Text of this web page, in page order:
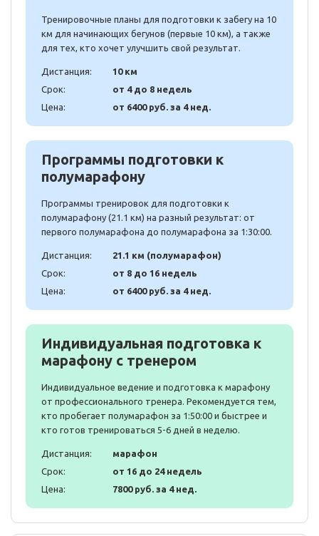
Тренировочные планы для подготовки к забегу на 10
км для начинающих бегунов (первые 10 км), а также
для тех, кто хочет улучшить свой результат.
Дистанция:
10 км
Срок:
от 4 до 8 недель
Цена:
от 6400 руб. за 4 нед.
Программы подготовки к
полумарафону
Программы тренировок для подготовки к
полумарафону (21.1 км) на разный результат: от
первого полумарафона до полумарафона за 1:30:00.
Дистанция:
21.1 км (полумарафон)
Срок:
от 8 до 16 недель
Цена:
от 6400 руб. за 4 нед.
Индивидуальная подготовка к
марафону с тренером
Индивидуальное ведение и подготовка к марафону
от профессионального тренера. Рекомендуется тем,
кто пробегает полумарафон за 1:50:00 и быстрее и
кто готов тренироваться 5-6 дней в неделю.
Дистанция:
марафон
Срок:
от 16 до 24 недель
Цена:
7800 руб. за 4 нед.